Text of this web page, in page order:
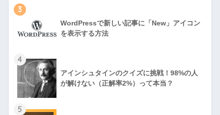
3
WordPressで新しい記事に「New」アイコン
を表示する方法
4
アインシュタインのクイズに挑戦！98%の人
が解けない（正解率2%）って本当？
5